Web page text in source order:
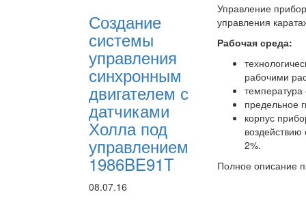
Создание
системы
управления
синхронным
двигателем с
датчиками
Холла под
управлением
1986BE91T
08.07.16
Управление
управления
Рабочая среда:
рабочими
предельное
корпус
2%.
Полное описание